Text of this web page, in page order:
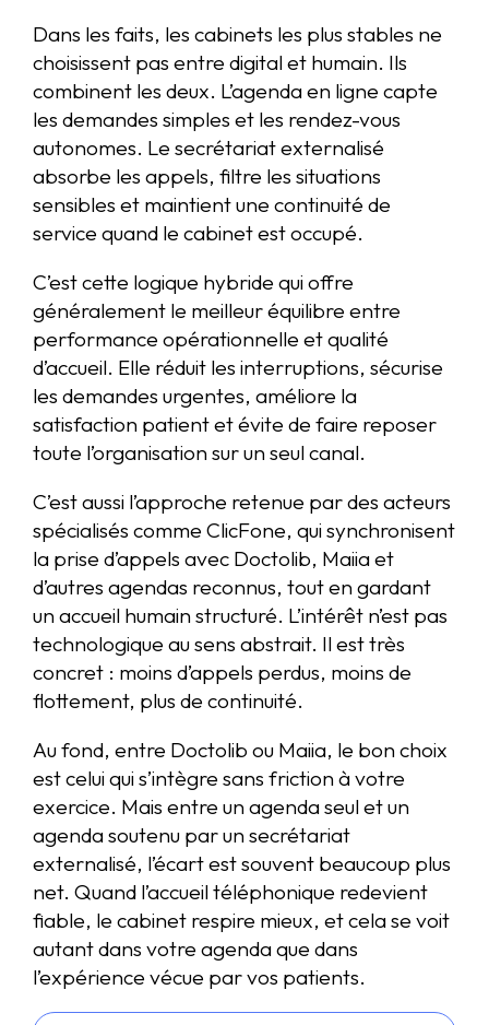
Dans les faits, les cabinets les plus stables ne
choisissent pas entre digital et humain. Ils
combinent les deux. L’agenda en ligne capte
les demandes simples et les rendez-vous
autonomes. Le secrétariat externalisé
absorbe les appels, filtre les situations
sensibles et maintient une continuité de
service quand le cabinet est occupé.
C’est cette logique hybride qui offre
généralement le meilleur équilibre entre
performance opérationnelle et qualité
d’accueil. Elle réduit les interruptions, sécurise
les demandes urgentes, améliore la
satisfaction patient et évite de faire reposer
toute l’organisation sur un seul canal.
C’est aussi l’approche retenue par des acteurs
spécialisés comme ClicFone, qui synchronisent
la prise d’appels avec Doctolib, Maiia et
d’autres agendas reconnus, tout en gardant
un accueil humain structuré. L’intérêt n’est pas
technologique au sens abstrait. Il est très
concret : moins d’appels perdus, moins de
flottement, plus de continuité.
Au fond, entre Doctolib ou Maiia, le bon choix
est celui qui s’intègre sans friction à votre
exercice. Mais entre un agenda seul et un
agenda soutenu par un secrétariat
externalisé, l’écart est souvent beaucoup plus
net. Quand l’accueil téléphonique redevient
fiable, le cabinet respire mieux, et cela se voit
autant dans votre agenda que dans
l’expérience vécue par vos patients.